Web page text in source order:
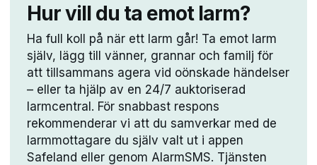
Hur vill du ta emot larm?
Ha full koll på när ett larm går! Ta emot larm
själv, lägg till vänner, grannar och familj för
att tillsammans agera vid oönskade händelser
– eller ta hjälp av en 24/7 auktoriserad
larmcentral. För snabbast respons
rekommenderar vi att du samverkar med de
larmmottagare du själv valt ut i appen
Safeland eller genom AlarmSMS. Tjänsten